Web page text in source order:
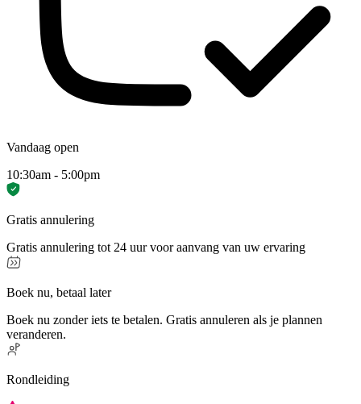
Vandaag open
10:30am - 5:00pm
Gratis annulering
Gratis annulering tot 24 uur voor aanvang van uw ervaring
Boek nu, betaal later
Boek nu zonder iets te betalen. Gratis annuleren als je plannen
veranderen.
Rondleiding